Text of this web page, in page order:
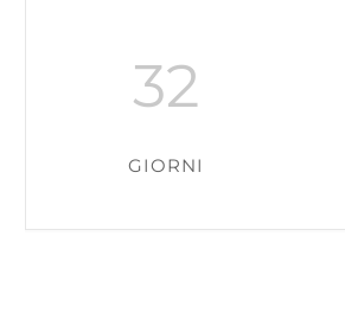
32
GIORNI